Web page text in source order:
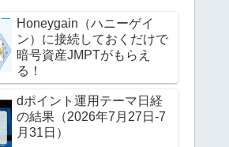
Honeygain（ハニーゲイ
ン）に接続しておくだけで
暗号資産JMPTがもらえ
る！
dポイント運用テーマ日経
の結果（2026年7月27日-7
月31日）